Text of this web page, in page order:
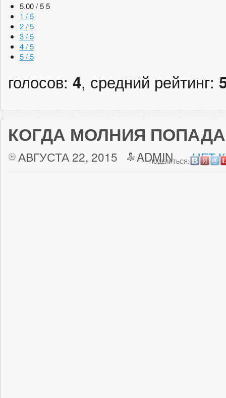
5.00 / 5 5
1 / 5
2 / 5
3 / 5
4 / 5
5 / 5
голосов: 4, средний рейтинг:
КОГДА МОЛНИЯ
АВГУСТА 22, 2015 ADMIN НЕТ
ПОДЕЛИТЬСЯ: